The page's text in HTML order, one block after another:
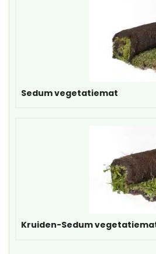
Sedum vegetatiemat
Kruiden-Sedum